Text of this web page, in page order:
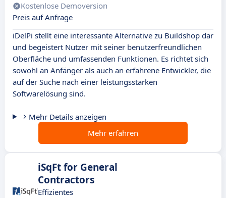
Kostenlose Demoversion
Preis auf Anfrage
iDelPi stellt eine interessante Alternative zu Buildshop dar
und begeistert Nutzer mit seiner benutzerfreundlichen
Oberfläche und umfassenden Funktionen. Es richtet sich
sowohl an Anfänger als auch an erfahrene Entwickler, die
auf der Suche nach einer leistungsstarken
Softwarelösung sind.
Mehr Details anzeigen
Mehr erfahren
iSqFt for General
Contractors
Effizientes